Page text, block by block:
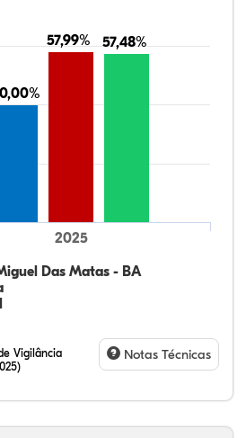
57,99%
57,99% 57,48%
57,48%
Das Matas - BA
2025
Vigilância
Notas Técnicas